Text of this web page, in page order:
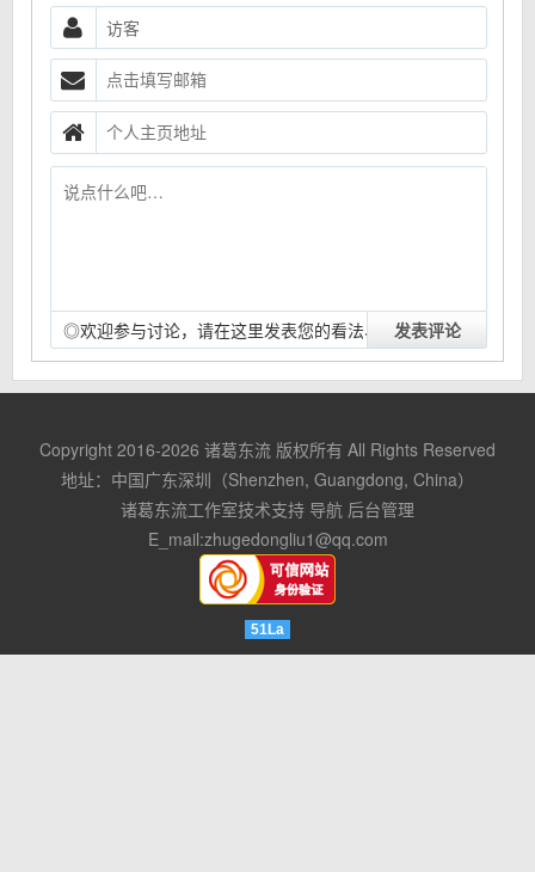
◎欢迎参与讨论，请在这里发表您的看法、交流您的观
点。
Copyright 2016-2026 诸葛东流 版权所有 All Rights Reserved
地址：中国广东深圳（Shenzhen, Guangdong, China）
诸葛东流工作室技术支持 导航 后台管理
E_mail:zhugedongliu1@qq.com
51La